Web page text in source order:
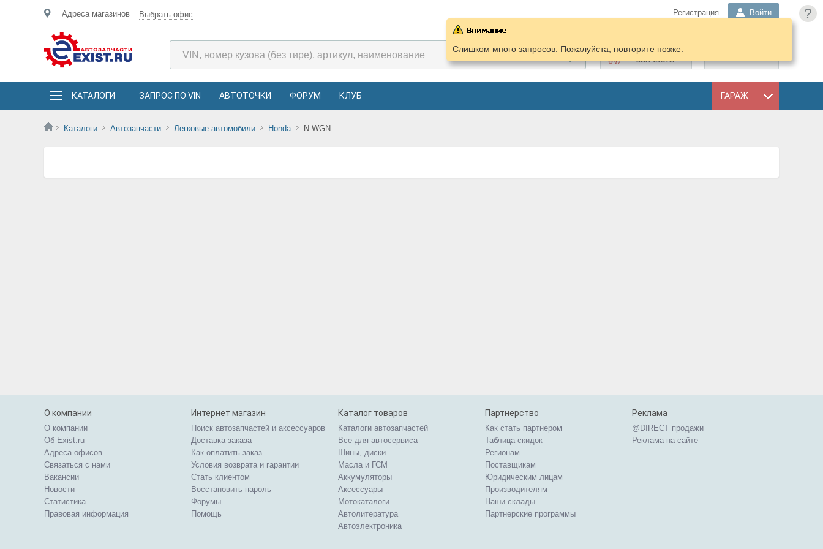
?
Адреса магазинов Выбрать офис Регистрация Войти
ПОДОБРАТЬ
ЗАПЧАСТИ
КАТАЛОГИ ЗАПРОС ПО VIN АВТОТОЧКИ ФОРУМ КЛУБ ГАРАЖ
Каталоги Автозапчасти Легковые автомобили Honda N-WGN
Слишком много запросов. Пожалуйста, повторите позже.
О компании
О компании
Об Exist.ru
Адреса офисов
Связаться с нами
Вакансии
Новости
Статистика
Правовая информация
Интернет магазин
Поиск автозапчастей и аксессуаров
Доставка заказа
Как оплатить заказ
Условия возврата и гарантии
Стать клиентом
Восстановить пароль
Форумы
Помощь
Каталог товаров
Каталоги автозапчастей
Все для автосервиса
Шины, диски
Масла и ГСМ
Аккумуляторы
Аксессуары
Мотокаталоги
Автолитература
Автоэлектроника
Партнерство
Как стать партнером
Таблица скидок
Регионам
Поставщикам
Юридическим лицам
Производителям
Наши склады
Партнерские программы
Реклама
@DIRECT продажи
Реклама на сайте